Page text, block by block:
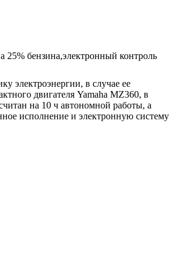
бензина,электронный контроль
электроэнергии, в случае ее
двигателя Yamaha MZ360, в
на 10 ч автономной работы, а
исполнение и электронную систему